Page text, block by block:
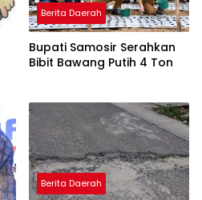
Berita Daerah
Bupati Samosir Serahkan
Bibit Bawang Putih 4 Ton
Berita Daerah